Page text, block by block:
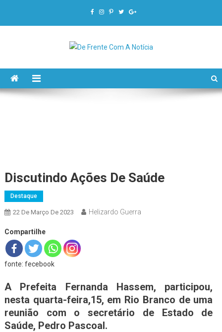
De Frente Com A Notícia
Discutindo Ações De Saúde
Destaque
22 De Março De 2023 Helizardo Guerra
Compartilhe
fonte: fecebook
A Prefeita Fernanda Hassem, participou,
nesta quarta-feira,15, em Rio Branco de uma
reunião com o secretário de Estado de
Saúde, Pedro Pascoal.